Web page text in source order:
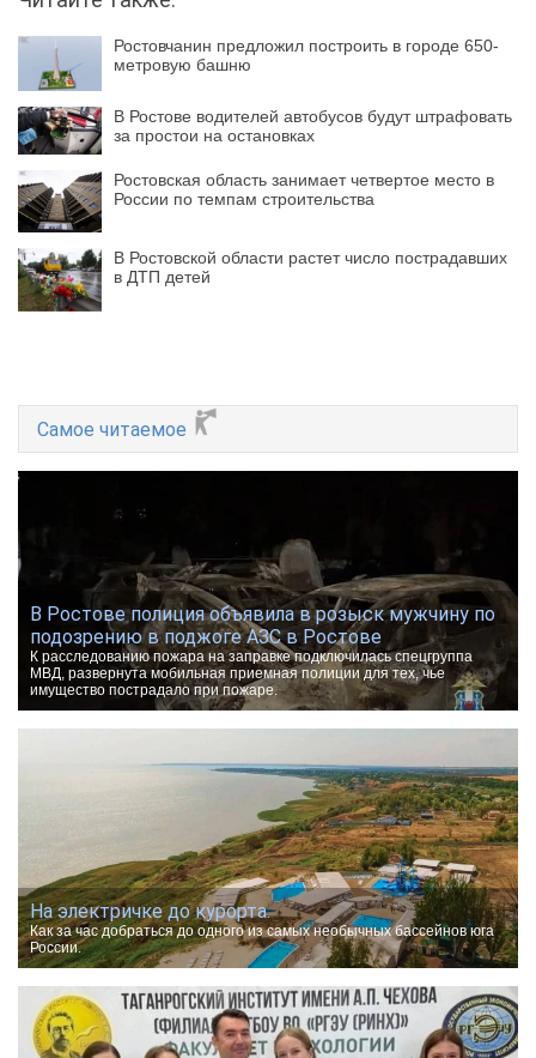
Ростовчанин предложил построить в городе 650-
метровую башню
В Ростове водителей автобусов будут штрафовать
за простои на остановках
Ростовская область занимает четвертое место в
России по темпам строительства
В Ростовской области растет число пострадавших
в ДТП детей
Самое читаемое
В Ростове полиция объявила в розыск мужчину по
подозрению в поджоге АЗС в Ростове
К расследованию пожара на заправке подключилась спецгруппа
МВД, развернута мобильная приемная полиции для тех, чье
имущество пострадало при пожаре.
На электричке до курорта.
Как за час добраться до одного из самых необычных бассейнов юга
России.